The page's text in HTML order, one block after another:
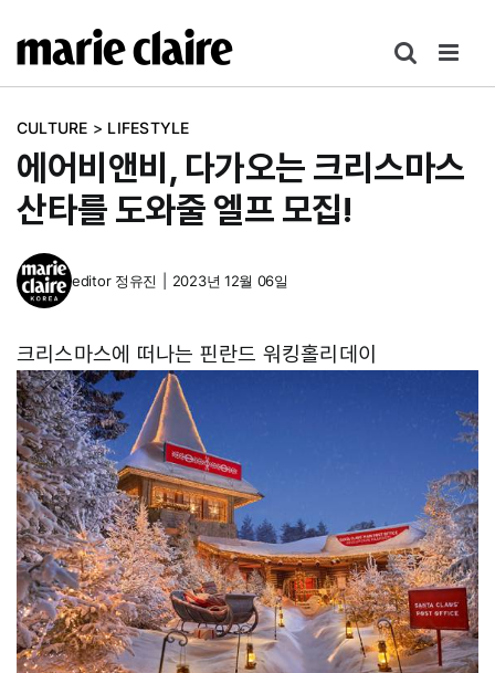
텐
건CULTURE > LIFESTYLE
에어비앤비, 다가오는 크리스마스
산타를 도와줄 엘프 모집!
editor 정유진 2023년 12월 06일
크리스마스에 떠나는 핀란드 워킹홀리데이